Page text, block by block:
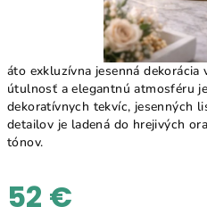
áto exkluzívna jesenná
útulnosť a elegantnú atmosféru
dekoratívnych tekvíc, jesenných
detailov je ladená do hrejivých
tónov.
52 €